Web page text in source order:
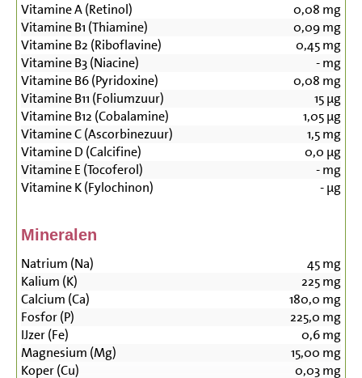
Vitamine A (Retinol) 0,08 mg
Vitamine B1 (Thiamine)
0,09mg
Vitamine B2 (Riboflavine)
0,45mg
Vitamine B3 (Niacine)
-mg
Vitamine B6 (Pyridoxine)
0,08 mg
Vitamine B11 (Foliumzuur)
15µg
Vitamine B12 (Cobalamine)
1,05µg
Vitamine C (Ascorbinezuur)
1,5mg
Vitamine D (Calcifine)
0,0 µg
Vitamine E (Tocoferol)
-mg
Vitamine K (Fylochinon)
-µg
Mineralen
Natrium (Na) 45mg
Kalium (K)
225mg
Calcium (Ca)
180,0 mg
Fosfor (P)
225,0 mg
IJzer (Fe)
0,6mg
Magnesium (Mg)
15,00 mg
Koper (Cu)
0,03mg